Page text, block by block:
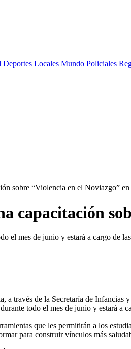
Deportes Locales Mundo Policiales
sobre “Violencia en el Noviazgo”
capacitación
el mes de junio y estará a cargo de
a través de la Secretaría de Infancias
todo el mes de junio y estará
que les permitirán a los
para construir vínculos más